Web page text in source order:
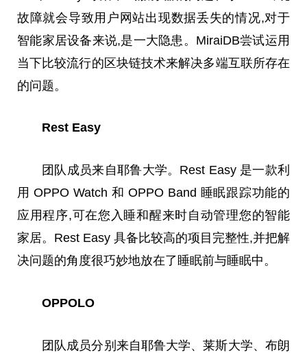
故障就会导致用户网站出现数据丢失的情况,对于
智能家居设备来说,是一大隐患。MiraiDB尝试运用
当下比较流行的区块链技术来解决多端互联所存在
的问题。
Rest Easy
团队成员来自耶鲁大学。Rest Easy 是一款利
用 OPPO Watch 和 OPPO Band 睡眠跟踪功能的
应用程序,可在您入睡和醒来时自动管理您的智能
家居。Rest Easy 具备比较高的项目完整性,并把解
决问题的角度很巧妙地放在了睡眠前与睡眠中。
OPPOLO
团队成员分别来自耶鲁大学、莱斯大学、布朗